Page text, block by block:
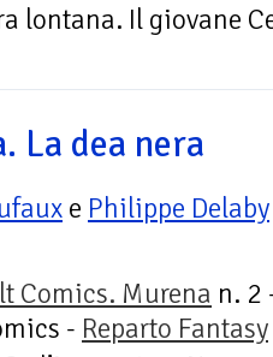
lontana. Il giovane
La dea nera
e Philippe Delaby
Comics. Murena n. 2
- Reparto Fantasy